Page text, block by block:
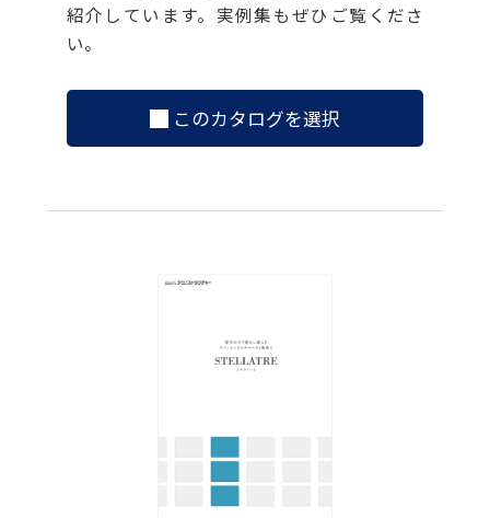
紹介しています。実例集もぜひご覧くださ
い。
このカタログを選択